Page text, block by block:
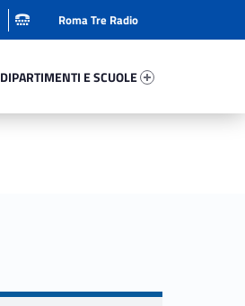
DIPARTIMENTI E SCUOLE
Roma Tre Radio